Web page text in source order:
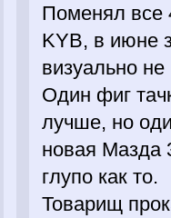
Поменял все
KYB, в июне
визуально
Один фиг
лучше, но
новая Мазда
глупо как то.
Товарищ